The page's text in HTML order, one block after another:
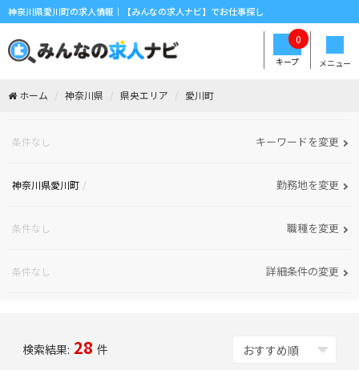
神奈川県愛川町の求人情報｜【みんなの求人ナビ】でお仕事探し
メニュー
キープ
0
ホーム 神奈川県 県央エリア 愛川町
条件なし キーワードを変更
神奈川県愛川町 勤務地を変更
条件なし 職種を変更
条件なし 詳細条件の変更
検索結果: 28 件